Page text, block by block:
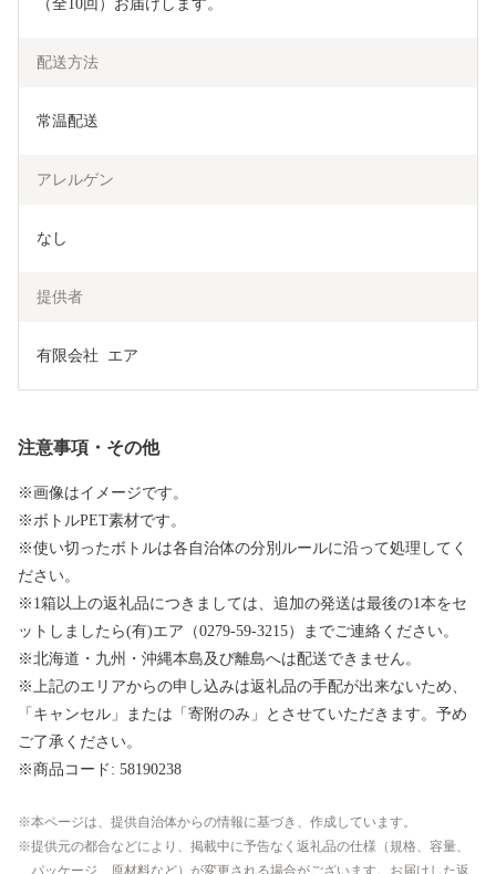
（全10回）お届けします。
配送方法
常温配送
アレルゲン
なし
提供者
有限会社  エア
注意事項・その他
※画像はイメージです。
※ボトルPET素材です。
※使い切ったボトルは各自治体の分別ルールに沿って処理してく
ださい。
※1箱以上の返礼品につきましては、追加の発送は最後の1本をセ
ットしましたら(有)エア（0279-59-3215）までご連絡ください。
※北海道・九州・沖縄本島及び離島へは配送できません。
※上記のエリアからの申し込みは返礼品の手配が出来ないため、
「キャンセル」または「寄附のみ」とさせていただきます。予め
ご了承ください。
※商品コード: 58190238
本ページは、提供自治体からの情報に基づき、作成しています。
提供元の都合などにより、掲載中に予告なく返礼品の仕様（規格、容量、